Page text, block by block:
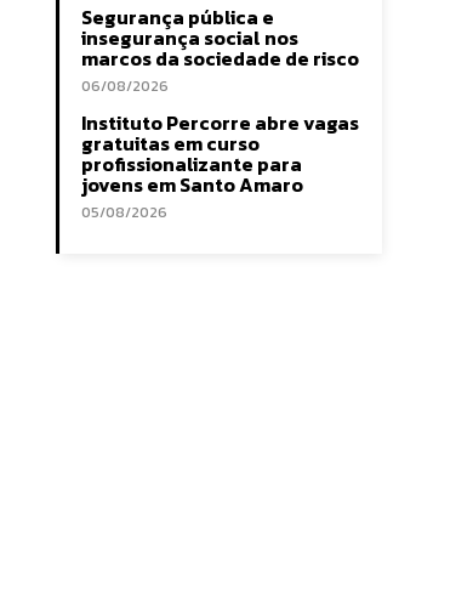
Segurança pública e
insegurança social nos
marcos da sociedade de risco
06/08/2026
Instituto Percorre abre vagas
gratuitas em curso
profissionalizante para
jovens em Santo Amaro
05/08/2026